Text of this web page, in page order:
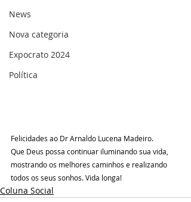
News
Nova categoria
Expocrato 2024
Política
Felicidades ao Dr Arnaldo Lucena Madeiro.
Que Deus possa continuar iluminando sua vida,
mostrando os melhores caminhos e realizando
todos os seus sonhos. Vida longa!
Coluna Social